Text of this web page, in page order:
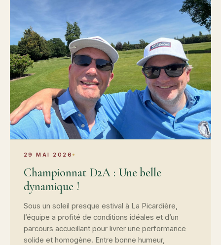
29 MAI 2026
Championnat D2A : Une belle
dynamique !
Sous un soleil presque estival à La Picardière,
l’équipe a profité de conditions idéales et d’un
parcours accueillant pour livrer une performance
solide et homogène. Entre bonne humeur,